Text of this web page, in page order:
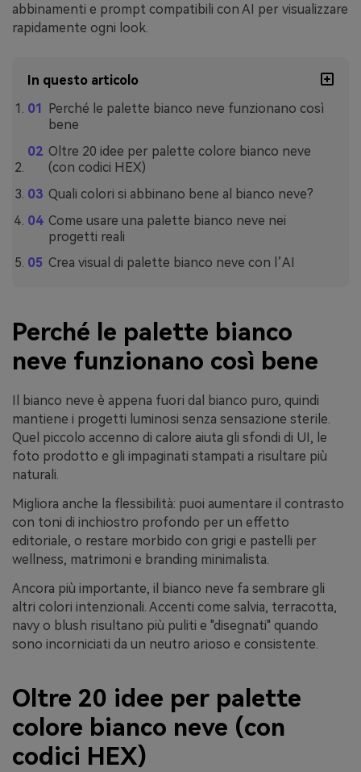
abbinamenti e prompt compatibili con AI per visualizzare
rapidamente ogni look.
In questo articolo
Perché le palette bianco neve funzionano così
bene
Oltre 20 idee per palette colore bianco neve
(con codici HEX)
Quali colori si abbinano bene al bianco neve?
Come usare una palette bianco neve nei
progetti reali
Crea visual di palette bianco neve con l’AI
Perché le palette bianco
neve funzionano così bene
Il bianco neve è appena fuori dal bianco puro, quindi
mantiene i progetti luminosi senza sensazione sterile.
Quel piccolo accenno di calore aiuta gli sfondi di UI, le
foto prodotto e gli impaginati stampati a risultare più
naturali.
Migliora anche la flessibilità: puoi aumentare il contrasto
con toni di inchiostro profondo per un effetto
editoriale, o restare morbido con grigi e pastelli per
wellness, matrimoni e branding minimalista.
Ancora più importante, il bianco neve fa sembrare gli
altri colori intenzionali. Accenti come salvia, terracotta,
navy o blush risultano più puliti e "disegnati" quando
sono incorniciati da un neutro arioso e consistente.
Oltre 20 idee per palette
colore bianco neve (con
codici HEX)